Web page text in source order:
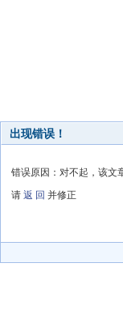
出现错误！
错误原因：对不起，该文
请 返 回 并修正